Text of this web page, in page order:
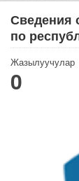
Сведения
по
Жазылуучулар
0